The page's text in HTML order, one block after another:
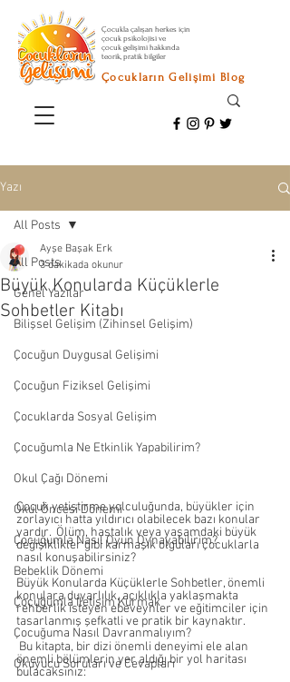
Çocukla çalışan herkes için
çocuk psikolojisi ve
çocuk gelişimi hakkında
teorik, pratik bilgiler
Çocukların Gelişimi Blog
Yazı
All Posts
Genel Yazılar
Bilişsel Gelişim (Zihinsel Gelişim)
Çocuğun Duygusal Gelişimi
Çocuğun Fiziksel Gelişimi
Çocuklarda Sosyal Gelişim
Çocuğumla Ne Etkinlik Yapabilirim?
Okul Çağı Dönemi
Okul Öncesi Dönemi
Çocuğumla Nasıl Oyun Oynayabilirim?
Bebeklik Dönemi
Çocuğumla İletişim Kurmak
Çocuğuma Nasıl Davranmalıyım?
Okuyucu Soruları ve Cevapları
All Posts
Büyük Konularda Küçüklerle
Sohbetler Kitabı
Ayşe Başak Erk
3 dakikada okunur
Çocuk yetiştirme yolculuğunda, büyükler için
zorlayıcı hatta yıldırıcı olabilecek bazı konular
vardır.  Ölüm, hastalık veya yaşamdaki büyük
değişiklikler gibi karmaşık olguları çocuklarla
nasıl konuşabilirsiniz?
Büyük Konularda Küçüklerle Sohbetler, önemli
konulara duyarlılık, açıklıkla yaklaşmakta
rehberlik isteyen ebeveynler ve eğitimciler için
tasarlanmış şefkatli ve pratik bir kaynaktır.
Bu kitapta, bir dizi önemli deneyimi ele alan
önemli bölümlerin yer aldığı bir yol haritası
bulacaksınız: